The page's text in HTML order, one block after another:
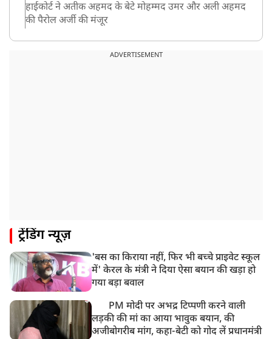
हाईकोर्ट ने अतीक अहमद के बेटे मोहम्मद उमर और अली अहमद
की पैरोल अर्जी की मंजूर
CM योगी का सपा पर हमला, कहा- वोट बैंक की राजनीति ने
UP: लखनऊ में चलती कार में लगी आग, युवक की जिंदा जलकर
ADVERTISEMENT
ट्रेंडिंग न्यूज़
'बस का किराया नहीं, फिर भी बच्चे प्राइवेट स्कूल
में' केरल के मंत्री ने दिया ऐसा बयान की खड़ा हो
गया बड़ा बवाल
PM मोदी पर अभद्र टिप्पणी करने वाली
लड़की की मां का आया भावुक बयान, की
अजीबोगरीब मांग, कहा-बेटी को गोद लें प्रधानमंत्री